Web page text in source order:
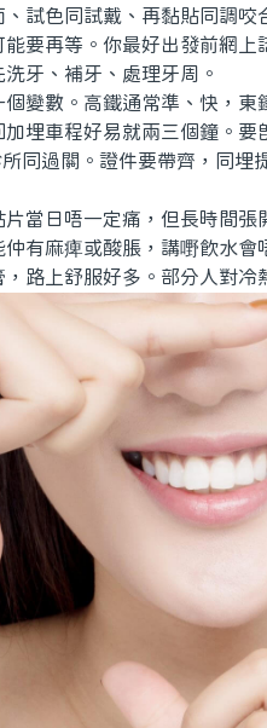
試色同試戴、再黏貼同調咬
要再等。你最好出發前網
牙、補牙、處理牙周。
數。高鐵通常準、快，東
埋車程好易就兩三個鐘。
同過關。證件要帶齊，同埋
日唔一定痛，但長時間張
有麻痺或酸脹，講嘢飲水會
路上舒服好多。部分人對